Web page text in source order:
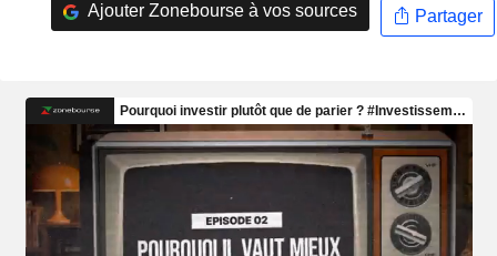
Ajouter Zonebourse à vos sources Partager